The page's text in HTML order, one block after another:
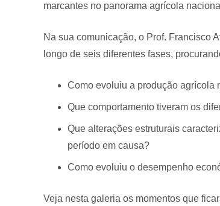
marcantes no panorama agrícola
Na sua comunicação, o Prof. Francisco
longo de seis diferentes fases,
Como evoluiu a produção agrícola
Que comportamento tiveram os
Que alterações estruturais
período em causa?
Como evoluiu o desempenho
Veja nesta galeria os momentos que